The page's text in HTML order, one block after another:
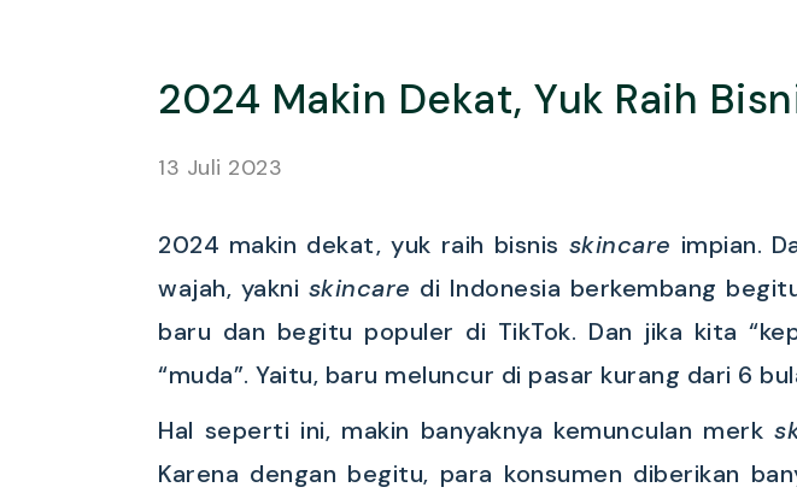
2024 Makin Dekat, Yuk Raih
13 Juli 2023
2024 makin dekat, yuk raih bisnis skincare impian.
wajah, yakni skincare di Indonesia berkembang
baru dan begitu populer di TikTok. Dan jika kita
“muda”. Yaitu, baru meluncur di pasar kurang dari 6
Hal seperti ini, makin banyaknya kemunculan merk
Karena dengan begitu, para konsumen diberikan